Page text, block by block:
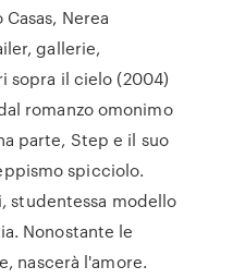
Nerea
gallerie,
sopra il cielo (2004)
romanzo omonimo
parte, Step e il suo
spicciolo.
studentessa modello
Nonostante le
nascerà l'amore.